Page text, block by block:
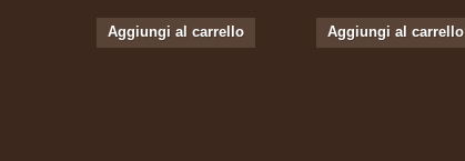
Aggiungi al carrello Aggiungi al carrello